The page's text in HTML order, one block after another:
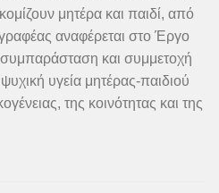
μητέρα και παιδί, από
αναφέρεται στο Έργο
και συμμετοχή
υγεία μητέρας-παιδιού
της κοινότητας και της